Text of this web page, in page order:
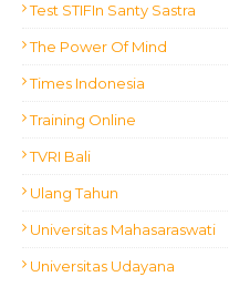
Test STIFIn Santy Sastra
The Power Of Mind
Times Indonesia
Training Online
TVRI Bali
Ulang Tahun
Universitas Mahasaraswati
Universitas Udayana